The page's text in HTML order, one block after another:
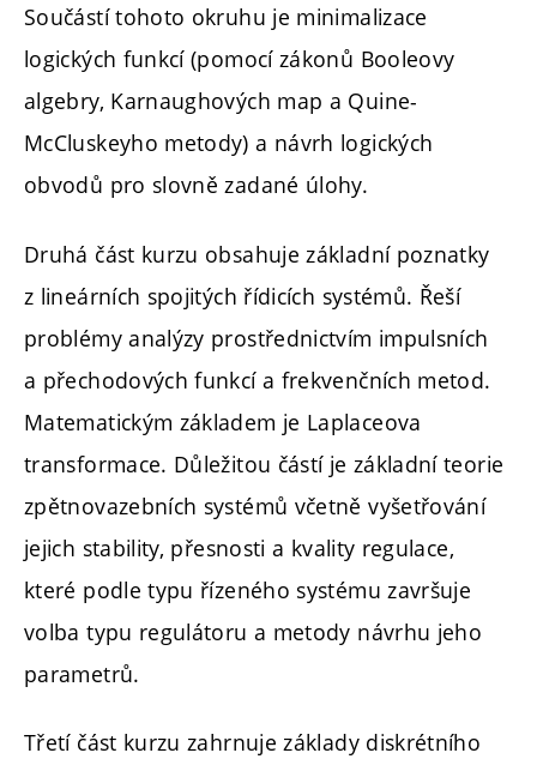
Součástí tohoto okruhu je minimalizace
logických funkcí (pomocí zákonů Booleovy
algebry, Karnaughových map a Quine-
McCluskeyho metody) a návrh logických
obvodů pro slovně zadané úlohy.
Druhá část kurzu obsahuje základní poznatky
z lineárních spojitých řídicích systémů. Řeší
problémy analýzy prostřednictvím impulsních
a přechodových funkcí a frekvenčních metod.
Matematickým základem je Laplaceova
transformace. Důležitou částí je základní teorie
zpětnovazebních systémů včetně vyšetřování
jejich stability, přesnosti a kvality regulace,
které podle typu řízeného systému završuje
volba typu regulátoru a metody návrhu jeho
parametrů.
Třetí část kurzu zahrnuje základy diskrétního